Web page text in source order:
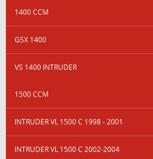
1400 CCM
GSX 1400
VS 1400 INTRUDER
1500 CCM
INTRUDER VL 1500 C 1998 - 2001
INTRUDER VL 1500 C 2002-2004